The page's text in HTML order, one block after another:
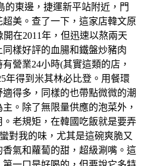
的東邊，捷運新平站附近，門
美。查了一下，這家店韓文原
在2011年，但迅速以熬兩天
樣好評的血腸和鐵盤炒豬肉
營業24小時(其實這類的店，
年得到米其林必比登。用餐環
得多，同樣的也帶點微微的潮
。除了無限量供應的泡菜外，
老規矩，在韓國吃飯就是要弄
對我的味，尤其是這碗爽脆又
氣和蘿蔔的甜，超級涮嘴。這